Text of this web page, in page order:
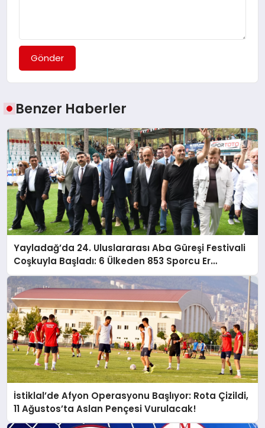
Gönder
Benzer Haberler
Yayladağ’da 24. Uluslararası Aba Güreşi Festivali
Coşkuyla Başladı: 6 Ülkeden 853 Sporcu Er
Meydanında!
İstiklal’de Afyon Operasyonu Başlıyor: Rota Çizildi,
11 Ağustos’ta Aslan Pençesi Vurulacak!